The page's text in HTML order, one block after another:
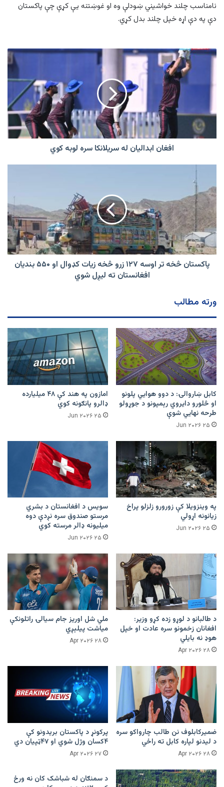
نامناسب چلند خواشیني ښودلې وه او غوښتنه یې کړې چې پاکستان
دې په دې اړه خپل چلند بدل کړي.
افغان
سریلانکا
کوي
افغان ابدالیان له سریلانکا سره لوبه کوي
تر
اوسه
۱۲۷
زرو
څخه
زیات
کډوال
ته
لیږل
شوي
پاکستان څخه تر اوسه ۱۲۷ زرو څخه زیات کډوال او ۵۵۰ بندیان
افغانستان ته لیږل شوي
ورته مطالب
کابل ښاروالۍ: د دوو هوايي پلونو
او څلورو دایروي رېمپونو د جوړولو
طرحه نهایي شوې
۲۵ Jun ۲۰۲۶
امازون په هند کې ۴۸ میلیارده
ډالرو پانګونه کوي
۲۵ Jun ۲۰۲۶
په وینزویلا کې زورورو زلزلو پراخ
زیانونه اړولي
۲۵ Jun ۲۰۲۶
سویس د افغانستان د بشري
مرستو صندوق سره نږدې دوه
میلیونه ډالر مرسته کوي
۲۵ Jun ۲۰۲۶
د طالبانو د لوړو زده کړو وزیر:
افغانان زخمونو سره عادت او خپل
هوډ نه بایلي
۲۸ Apr ۲۰۲۶
ملي شل اوریز جام سیالۍ راتلونکې
میاشت پیلېږي
۲۸ Apr ۲۰۲۶
ضمیرکابلوف نن طالب چارواکو سره
د لیدنو لپاره کابل ته راځي
۲۸ Apr ۲۰۲۶
پرکونړ د پاکستان بریدونو کې
۴کسان وژل شوي او ۴۷ټپیان دي
۲۷ Apr ۲۰۲۶
د سمنګان له شباشک کان نه ورځ